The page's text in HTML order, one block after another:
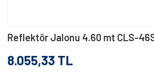
Reflektör Jalonu 4.60 mt CLS-
8.055,33 TL